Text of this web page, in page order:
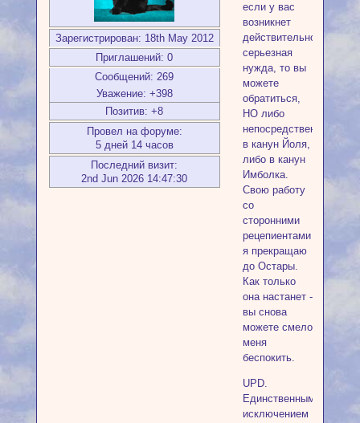
Зарегистрирован: 18th May 2012
Приглашений: 0
Сообщений: 269
Уважение: +398
Позитив: +8
Провел на форуме:
5 дней 14 часов
Последний визит:
2nd Jun 2026 14:47:30
если у вас
возникнет
действительно
серьезная
нужда, то вы
можете
обратиться,
НО либо
непосредственно
в канун Йоля,
либо в канун
Имболка.
Свою работу
со
сторонними
рецепиентами
я прекращаю
до Остары.
Как только
она настанет -
вы снова
можете смело
меня
беспокить.
UPD.
Единственным
исключением